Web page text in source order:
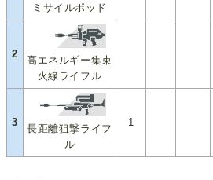
ミサイルポッド
2
高エネルギー集束
火線ライフル
3
長距離狙撃ライフ
ル
1